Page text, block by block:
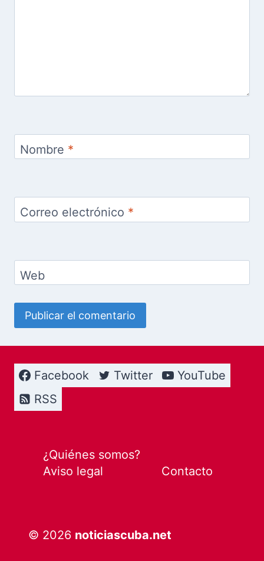
Nombre *
Correo electrónico *
Web
Facebook Twitter
YouTube
RSS
¿Quiénes somos?
Aviso legal
Contacto
© 2026 noticiascuba.net